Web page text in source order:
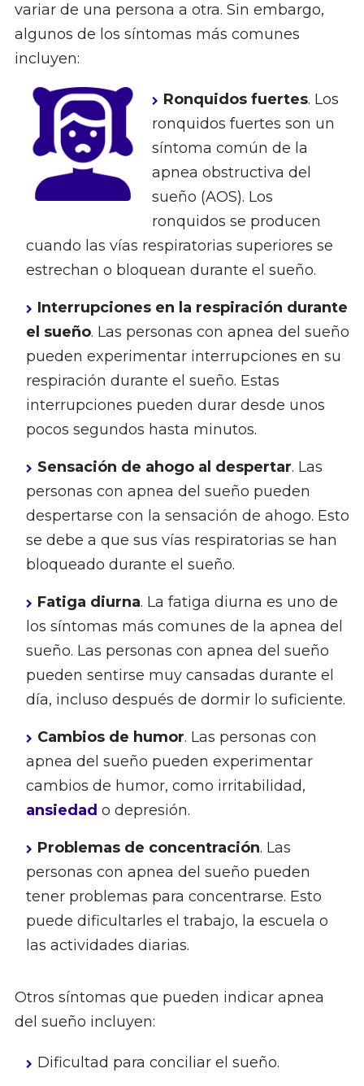
variar de una persona a otra. Sin embargo,
algunos de los síntomas más comunes
incluyen:
Ronquidos fuertes. Los
ronquidos fuertes son un
síntoma común de la
apnea obstructiva del
sueño (AOS). Los
ronquidos se producen
cuando las vías respiratorias superiores se
estrechan o bloquean durante el sueño.
Interrupciones en la respiración durante
el sueño. Las personas con apnea del sueño
pueden experimentar interrupciones en su
respiración durante el sueño. Estas
interrupciones pueden durar desde unos
pocos segundos hasta minutos.
Sensación de ahogo al despertar. Las
personas con apnea del sueño pueden
despertarse con la sensación de ahogo. Esto
se debe a que sus vías respiratorias se han
bloqueado durante el sueño.
Fatiga diurna. La fatiga diurna es uno de
los síntomas más comunes de la apnea del
sueño. Las personas con apnea del sueño
pueden sentirse muy cansadas durante el
día, incluso después de dormir lo suficiente.
Cambios de humor. Las personas con
apnea del sueño pueden experimentar
cambios de humor, como irritabilidad,
ansiedad o depresión.
Problemas de concentración. Las
personas con apnea del sueño pueden
tener problemas para concentrarse. Esto
puede dificultarles el trabajo, la escuela o
las actividades diarias.
Otros síntomas que pueden indicar apnea
del sueño incluyen:
Dificultad para conciliar el sueño.